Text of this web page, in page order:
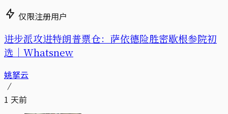
仅限注册用户
进步派攻进特朗普票仓：萨依德险胜密歇根参院初
选｜Whatsnew
姚拏云
1 天前